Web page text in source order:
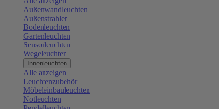
Außenwandleuchten
Außenstrahler
Bodenleuchten
Gartenleuchten
Sensorleuchten
Wegeleuchten
Innenleuchten
Alle anzeigen
Leuchtenzubehör
Möbeleinbauleuchten
Notleuchten